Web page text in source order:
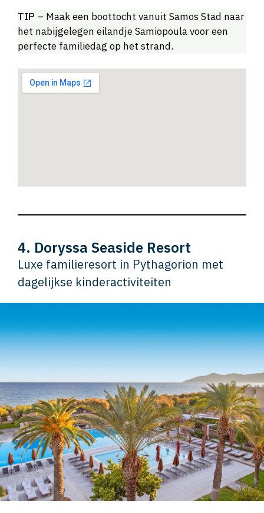
TIP – Maak een boottocht vanuit Samos Stad naar
het nabijgelegen eilandje Samiopoula voor een
perfecte familiedag op het strand.
4. Doryssa Seaside Resort
Luxe familieresort in Pythagorion met
dagelijkse kinderactiviteiten